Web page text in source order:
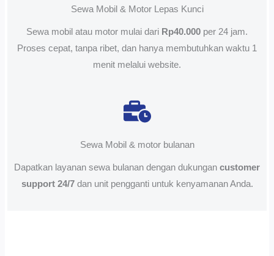
Sewa Mobil & Motor Lepas Kunci
Sewa mobil atau motor mulai dari Rp40.000 per 24 jam.
Proses cepat, tanpa ribet, dan hanya membutuhkan waktu 1
menit melalui website.
Sewa Mobil & motor bulanan
Dapatkan layanan sewa bulanan dengan dukungan customer
support 24/7dan unit pengganti untuk kenyamanan Anda.